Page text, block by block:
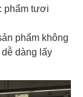
phẩm tươi
phẩm không
dàng lấy